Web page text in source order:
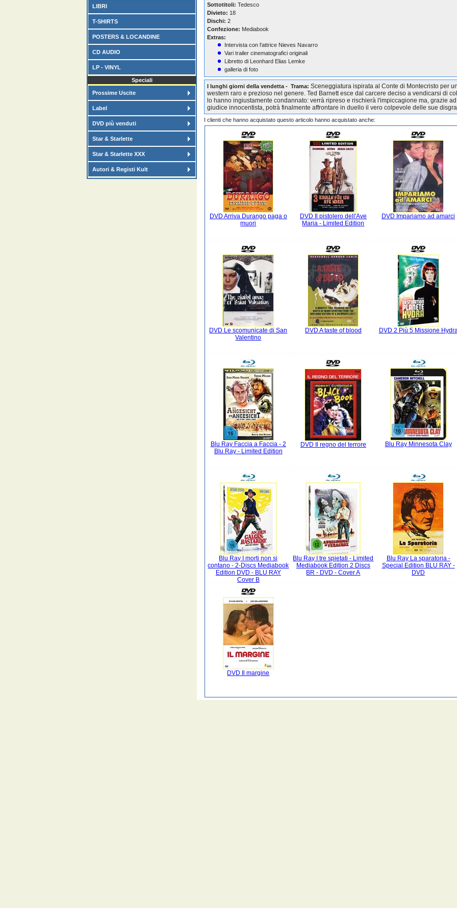
LIBRI
T-SHIRTS
POSTERS & LOCANDINE
CD AUDIO
LP - VINYL
Speciali
Prossime Uscite
Label
DVD più venduti
Star & Starlette
Star & Starlette XXX
Autori & Registi Kult
Sottotitoli: Tedesco
Divieto: 18
Dischi: 2
Confezione: Mediabook
Extras:
Intervista con l'attrice Nieves Navarro
Vari trailer cinematografici originali
Libretto di Leonhard Elias Lemke
galleria di foto
I lunghi giorni della vendetta - Trama: Sceneggiatura ispirata al Conte di Montecristo per
western raro e prezioso nel genere. Ted Barnett esce dal carcere deciso a vendicarsi di
lo hanno ingiustamente condannato: verrà ripreso e rischierà l'impiccagione ma, grazie
giudice innocentista, potrà finalmente affrontare in duello il vero colpevole delle sue
I clienti che hanno acquistato questo articolo hanno acquistato anche:
DVD Arriva Durango paga o
muori
DVD Il pistolero dell'Ave
Maria - Limited Edition
DVD Impariamo ad amarci
DVD Le scomunicate di San
Valentino
DVD A taste of blood DVD 2 Più 5 Missione
Blu Ray Faccia a Faccia - 2
Blu Ray - Limited Edition
DVD Il regno del terrore Blu Ray Minnesota Clay
Blu Ray I morti non si
contano - 2-Discs Mediabook
Edition DVD - BLU RAY
Cover B
Blu Ray I tre spietati - Limited
Mediabook Edition 2 Discs
BR - DVD - Cover A
Blu Ray La sparatoria -
Special Edition BLU RAY -
DVD
DVD Il margine